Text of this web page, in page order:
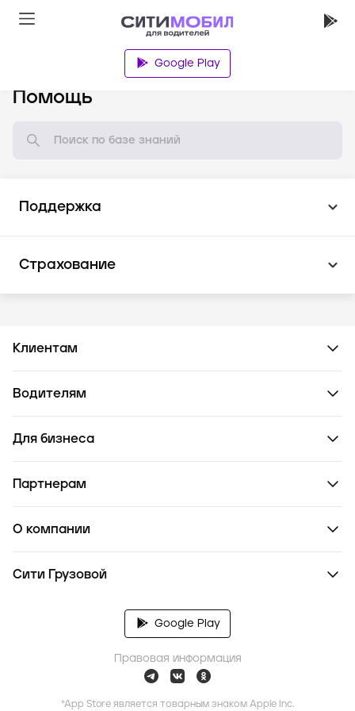
Google Play
Помощь
Поддержка
Страхование
Клиентам
Водителям
Для бизнеса
Партнерам
О компании
Сити Грузовой
Google Play
Правовая информация
*App Store является товарным знаком Apple Inc.